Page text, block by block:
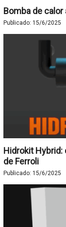
Bomba de
Publicado: 15/6/2025
Hidrokit
de Ferroli
Publicado: 15/6/2025